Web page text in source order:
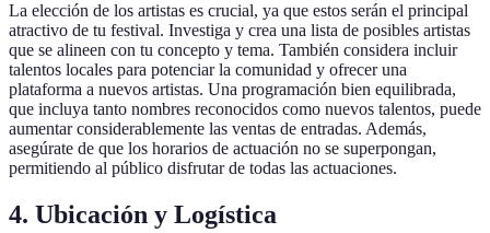
La elección de los artistas es crucial, ya que estos serán el principal
atractivo de tu festival. Investiga y crea una lista de posibles artistas
que se alineen con tu concepto y tema. También considera incluir
talentos locales para potenciar la comunidad y ofrecer una
plataforma a nuevos artistas. Una programación bien equilibrada,
que incluya tanto nombres reconocidos como nuevos talentos, puede
aumentar considerablemente las ventas de entradas. Además,
asegúrate de que los horarios de actuación no se superpongan,
permitiendo al público disfrutar de todas las actuaciones.
4. Ubicación y Logística